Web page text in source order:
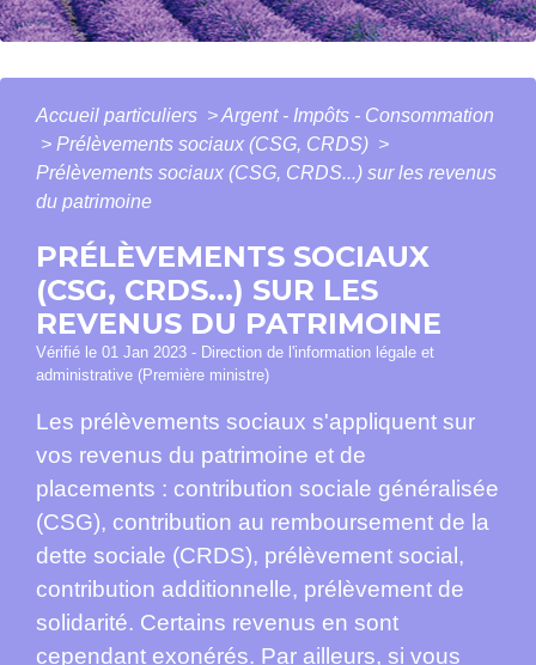
Accueil particuliers >Argent - Impôts - Consommation
> Prélèvements sociaux (CSG, CRDS) >
Prélèvements sociaux (CSG, CRDS...) sur les revenus
du patrimoine
PRÉLÈVEMENTS SOCIAUX
(CSG, CRDS...) SUR LES
REVENUS DU PATRIMOINE
Vérifié le 01 Jan 2023 - Direction de l'information légale et
administrative (Première ministre)
Les prélèvements sociaux s'appliquent sur
vos revenus du patrimoine et de
placements : contribution sociale généralisée
(CSG), contribution au remboursement de la
dette sociale (CRDS), prélèvement social,
contribution additionnelle, prélèvement de
solidarité. Certains revenus en sont
cependant exonérés. Par ailleurs, si vous